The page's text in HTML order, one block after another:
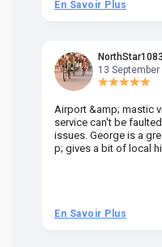
En Savoir Plus
13
Airport &amp; mastic
service can't be
issues. George is a
p; gives a bit of local
En Savoir Plus